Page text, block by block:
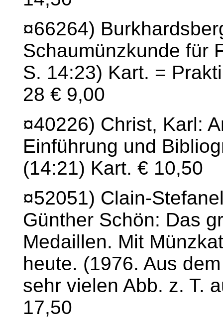
¤66264)
Schaumünzkunde für
S. 14:23) Kart. =
28 € 9,00
¤40226) Christ, Karl:
Einführung und
(14:21) Kart. € 10,50
¤52051) Clain-
Günther Schön: Das
Medaillen. Mit
heute. (1976. Aus
sehr vielen Abb. z. T.
17,50